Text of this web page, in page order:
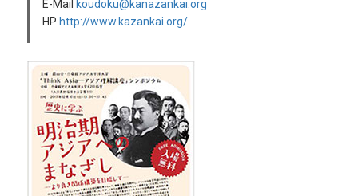
E-Mail koudoku@kanazankai.org
HP http://www.kazankai.org/